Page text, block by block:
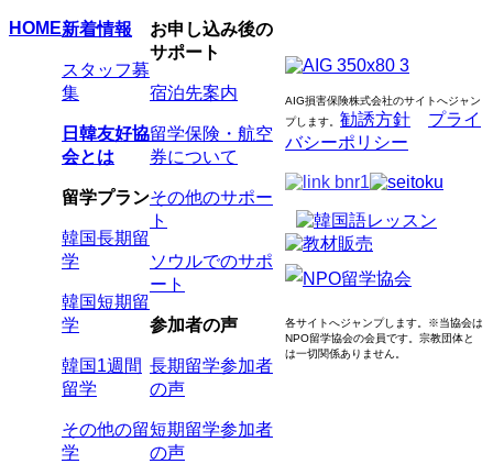
HOME新着情報
スタッフ募
集
日韓友好協
会とは
留学プラン
韓国長期留
学
韓国短期留
学
韓国1週間
留学
その他の留
学
お申し込み後の
サポート
宿泊先案内
留学保険・航空
券について
その他のサポー
ト
ソウルでのサポ
ート
参加者の声
長期留学参加者
の声
短期留学参加者
の声
AIG損害保険株式会社のサイトへジャン
プします。 勧誘方針
プライ
バシーポリシー
各サイトへジャンプします。 ※当協会は
NPO留学協会の会員です。 宗教団体と
は一切関係ありません。